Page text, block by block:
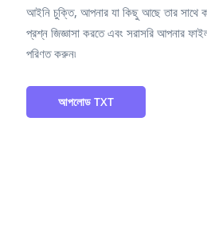
আইনি চুক্তি, আপনার যা কিছু আছে তার সাথে
প্রশ্ন জিজ্ঞাসা করতে এবং সরাসরি আপনার
পরিণত করুন৷
আপলোড TXT